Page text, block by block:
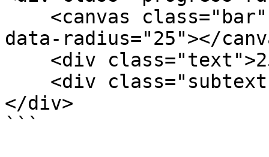
data-radius="25"></
</div>
```